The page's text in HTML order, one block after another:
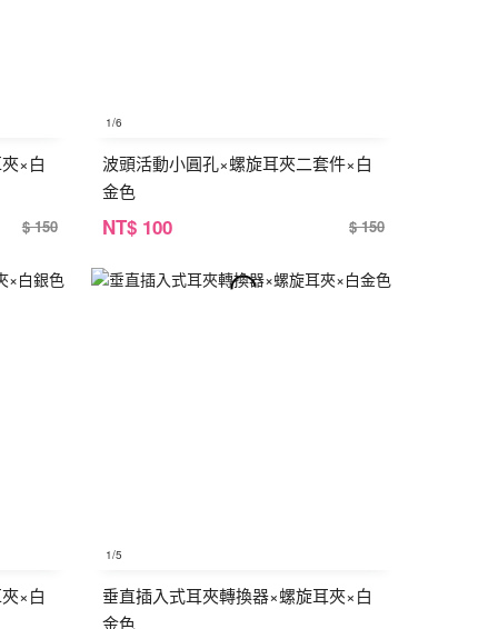
×白
$ 150
1/6
波頭活動小圓孔×螺旋耳夾二套件×白
金色
NT$ 100 $ 150
×白
1/5
垂直插入式耳夾轉換器×螺旋耳夾×白
金色